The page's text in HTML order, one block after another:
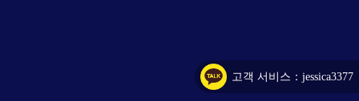
고객 서비스：jessica3377